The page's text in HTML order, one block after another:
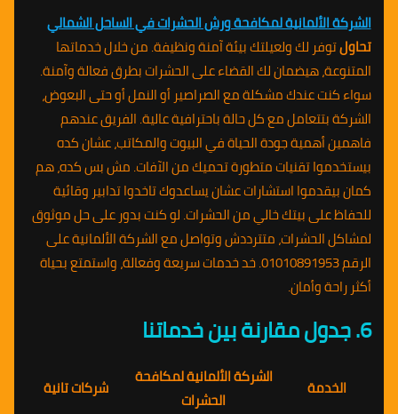
الشركة الألمانية لمكافحة ورش الحشرات في الساحل الشمالي
تحاولتوفر لك ولعيلتك بيئة آمنة ونظيفة. من خلال خدماتها
المتنوعة، هيضمان لك القضاء على الحشرات بطرق فعالة وآمنة.
سواء كنت عندك مشكلة مع الصراصير أو النمل أو حتى البعوض،
الشركة بتتعامل مع كل حالة باحترافية عالية. الفريق عندهم
فاهمين أهمية جودة الحياة في البيوت والمكاتب، عشان كده
بيستخدموا تقنيات متطورة تحميك من الآفات. مش بس كده، هم
كمان بيقدموا استشارات عشان يساعدوك تاخدوا تدابير وقائية
للحفاظ على بيتك خالي من الحشرات. لو كنت بدور على حل موثوق
لمشاكل الحشرات، متترددش وتواصل مع الشركة الألمانية على
الرقم 01010891953. خد خدمات سريعة وفعالة، واستمتع بحياة
أكثر راحة وأمان.
6. جدول مقارنة بين خدماتنا
الخدمة
الشركة الألمانية لمكافحة
الحشرات
شركات تانية